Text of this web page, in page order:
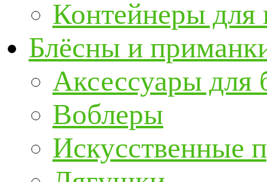
Контейнеры для
Блёсны и
Аксессуары для
Воблеры
Искусственные